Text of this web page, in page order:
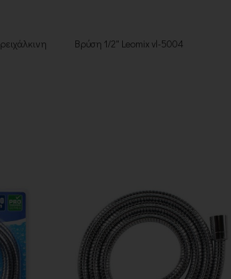
Βρύση 1/2" Leomix vl-5004